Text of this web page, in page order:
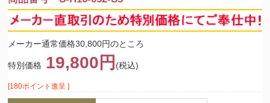
メーカー通常価格30,800円のところ
特別価格 19,800円 (税込)
[180ポイント進呈 ]